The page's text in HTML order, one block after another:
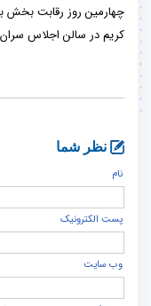
چهارمین روز رقابت بخش
کریم در سالن اجلاس
نظر شما
نام
پست الكترونيک
وب سایت